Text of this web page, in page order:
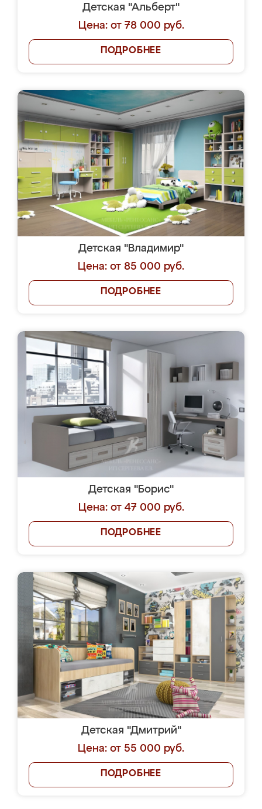
Детская "Альберт"
Цена: от 78 000 руб.
ПОДРОБНЕЕ
Детская "Владимир"
Цена: от 85 000 руб.
ПОДРОБНЕЕ
Детская "Борис"
Цена: от 47 000 руб.
ПОДРОБНЕЕ
Детская "Дмитрий"
Цена: от 55 000 руб.
ПОДРОБНЕЕ